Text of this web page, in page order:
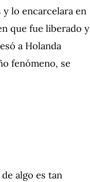
lo encarcelara en
que fue liberado y
a Holanda
fenómeno, se
algo es tan